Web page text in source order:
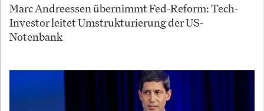
Marc Andreessen übernimmt Fed-Reform: Tech-
Investor leitet Umstrukturierung der US-
Notenbank